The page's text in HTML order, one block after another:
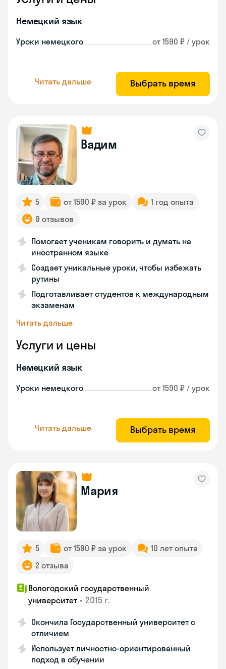
Немецкий язык
Уроки немецкого от 1590 ₽ / урок
Читать дальше Выбрать время
Вадим
5 от 1590 ₽ за урок
1 год опыта
9 отзывов
Помогает ученикам говорить и думать на
иностранном языке
Создает уникальные уроки, чтобы избежать
рутины
Подготавливает студентов к международным
экзаменам
Читать дальше
Услуги и цены
Немецкий язык
Уроки немецкого от 1590 ₽ / урок
Читать дальше Выбрать время
Мария
5 от 1590 ₽ за урок
10 лет опыта
2 отзыва
Вологодский государственный
университет • 2015 г.
Окончила Государственный университет с
отличием
Использует личностно-ориентированный
подход в обучении